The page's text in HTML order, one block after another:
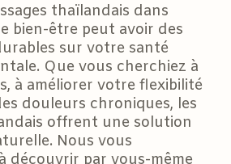
thaïlandais dans
bien-être peut avoir des
sur votre santé
Que vous cherchiez à
à améliorer votre flexibilité
douleurs chroniques, les
offrent une solution
Nous vous
découvrir par vous-même